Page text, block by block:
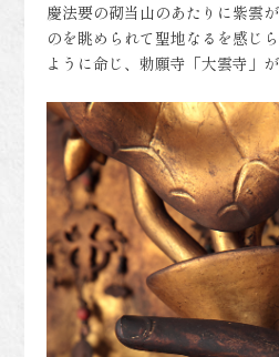
慶法要の砌当山のあたりに紫雲が
のを眺められて聖地なるを感じ
ように命じ、勅願寺「大雲寺」が